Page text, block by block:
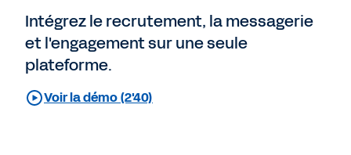
Intégrez le recrutement, la messagerie
et l'engagement sur une seule
plateforme.
Voir la démo (2'40)